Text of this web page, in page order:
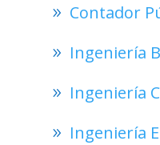
Contador
Ingeniería
Ingeniería
Ingeniería